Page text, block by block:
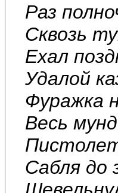
Раз
Сквозь
Ехал
Удалой
Фуражка
Весь
Сабля до